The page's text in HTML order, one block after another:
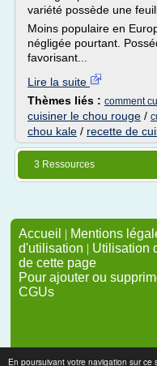
En poursuivant votre navigation sur ce
variété possède une
Moins populaire en
négligée pourtant.
favorisant...
Lire la suite
Thèmes liés : comment
cuisiner le chou rouge /
chou kale / recette de
3 Ressources
Accueil | Mentions
d'utilisation | Utilisation
de cette page
Pour ajouter ou
CGUs